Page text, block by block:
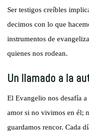
Ser testigos creíbles
decimos con lo que
instrumentos de
quienes nos rodean.
Un llamado a la
El Evangelio nos desafía
amor si no vivimos en él;
guardamos rencor. Cada